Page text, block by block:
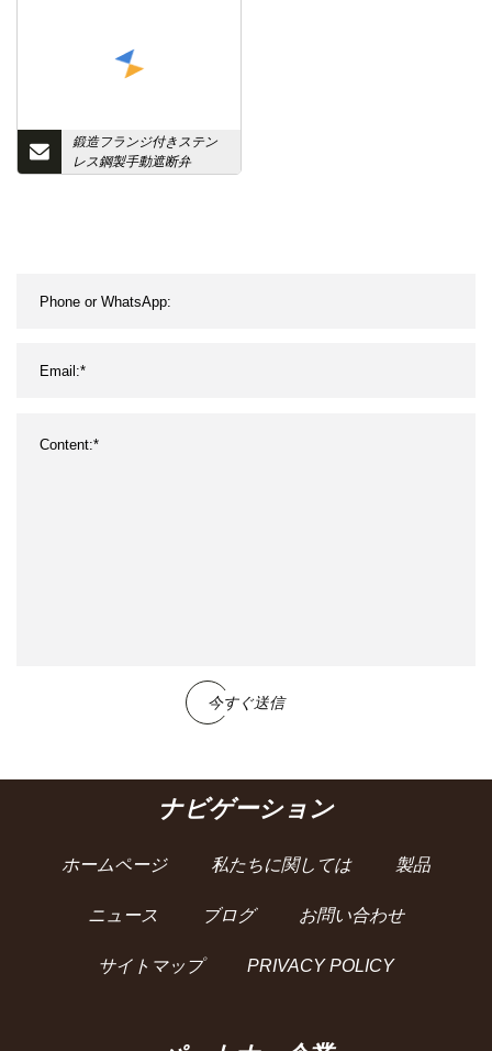
鍛造フランジ付きステン
レス鋼製手動遮断弁
今すぐ送信
ナビゲーション
ホームページ 私たちに関しては 製品
ニュース ブログ お問い合わせ
サイトマップ PRIVACY POLICY